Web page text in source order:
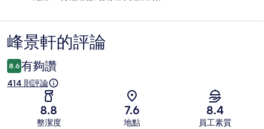
評
論
峰景軒的評論
8.6 有夠讚
414 則評論
8.8
整潔度
7.6
地點
8.4
員工素質